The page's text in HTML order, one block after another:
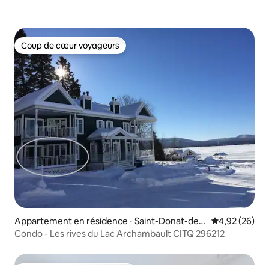
Coup de cœur voyageurs
Coup de cœur voyageurs
Appartement en résidence ⋅ Saint-Donat-de-
Montcalm
Évaluation
4,92 (26)
Condo - Les rives du Lac Archambault CITQ 296212